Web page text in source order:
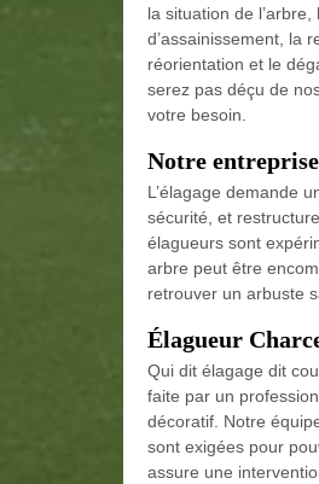
la situation de
d’assainissement, la
réorientation et le
serez pas déçu de
votre besoin.
Notre
L’élagage demande
sécurité, et
élagueurs sont
arbre peut être
retrouver un arbuste
Élagueur
Qui dit élagage dit
faite par un
décoratif. Notre
sont exigées pour
assure une